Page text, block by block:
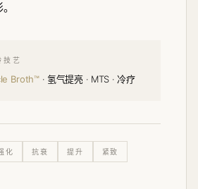
艺
Broth™ · 氢气提亮 · MTS · 冷疗
化 抗衰 提升 紧致